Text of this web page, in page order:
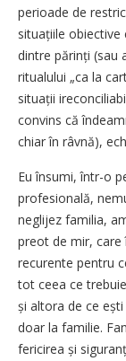
perioade de
situațiile obiective
dintre părinți (sau
ritualului „ca la
situații
convins că
chiar în râvnă),
Eu însumi, într-o
profesională,
neglijez familia,
preot de mir,
recurente pentru
tot ceea ce
și altora de ce
doar la familie.
fericirea și